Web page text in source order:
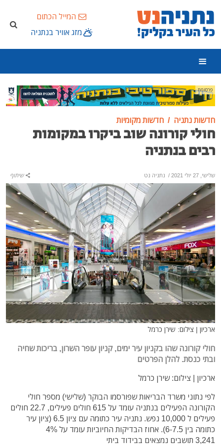
המייל הכתום
מזג אוויר בנתניה
פרסומת
חדשות נתניה חדשות מקומיות
חולי קורונה שוב ביקרו במקומות
רבים בנתניה
שלישי, 27 יולי 2021 / נתניה נט שיתוף
ארכיון | צילום: שירן כרמל
חולי קורונה שהו בקניון עיר ימים, קניון עופר השרון, בריכות שחיה
ובתי כנסת. להלן הפרטים
ארכיון | צילום: שירן כרמל
לפי נתוני משרד הבריאות שפורסמו הבוקר (שלישי) מספר חולי
הקורונה הפעילים בנתניה עומד על 615 חולים פעילים, 22.7 חולים
פעילים ל 10,000 נפש. נתניה עיר כתומה עם ציון 6.5 (ציון עיר
כתומה בין 6-7.5). אחוז הבדיקות החיוביות עומד על 4%
3,241 תושבים נמצאים בבידוד ביתי